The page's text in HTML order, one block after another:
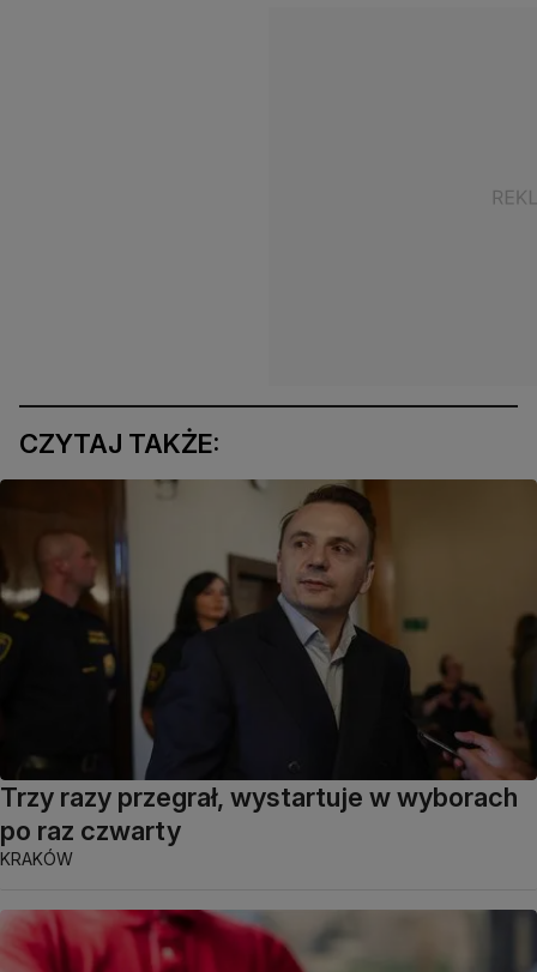
CZYTAJ TAKŻE:
Trzy razy przegrał, wystartuje w wyborach
po raz czwarty
KRAKÓW